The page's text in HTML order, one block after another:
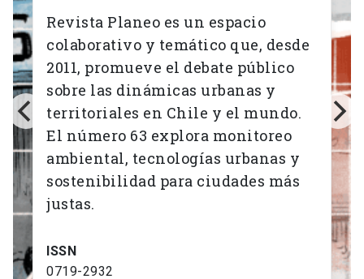
Revista Planeo es un espacio
colaborativo y temático que, desde
2011, promueve el debate público
sobre las dinámicas urbanas y
territoriales en Chile y el mundo.
El número 63 explora monitoreo
ambiental, tecnologías urbanas y
sostenibilidad para ciudades más
justas.
ISSN
0719-2932